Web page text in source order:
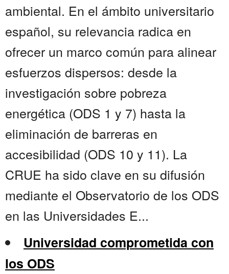
ambiental. En el ámbito universitario
español, su relevancia radica en
ofrecer un marco común para alinear
esfuerzos dispersos: desde la
investigación sobre pobreza
energética (ODS 1 y 7) hasta la
eliminación de barreras en
accesibilidad (ODS 10 y 11). La
CRUE ha sido clave en su difusión
mediante el Observatorio de los ODS
en las Universidades E...
Universidad comprometida con
los ODS